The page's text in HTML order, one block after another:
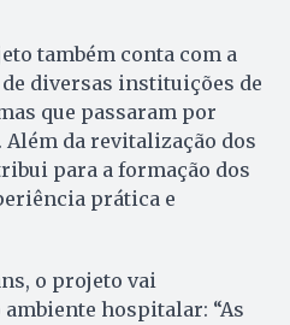
também conta com a
diversas instituições de
que passaram por
da revitalização dos
para a formação dos
prática e
o projeto vai
hospitalar: “As